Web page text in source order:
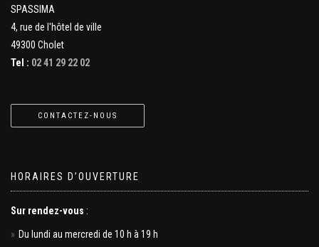
SPASSIMA
4, rue de l'hôtel de ville
49300 Cholet
Tel : 02 41 29 22 02
CONTACTEZ-NOUS
HORAIRES D’OUVERTURE
Sur rendez-vous :
Du lundi au mercredi de 10 h à 19 h